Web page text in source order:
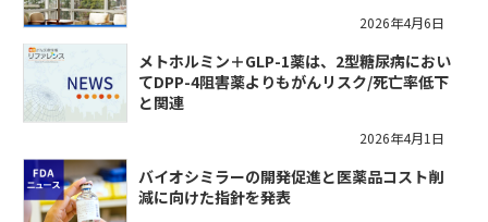
2026年4月6日
メトホルミン＋GLP-1薬は、2型糖尿病におい
てDPP-4阻害薬よりもがんリスク/死亡率低下
と関連
2026年4月1日
バイオシミラーの開発促進と医薬品コスト削
減に向けた指針を発表